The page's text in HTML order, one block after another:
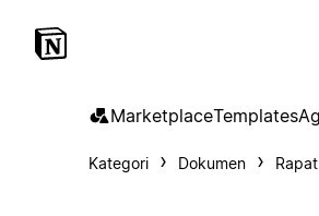
MarketplaceTemplates
Kategori Dokumen Rapat